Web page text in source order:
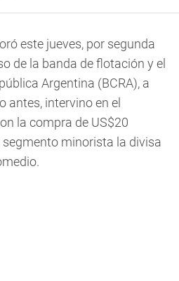
este jueves, por segunda
de la banda de flotación y el
Argentina (BCRA), a
antes, intervino en el
la compra de US$20
segmento minorista la divisa